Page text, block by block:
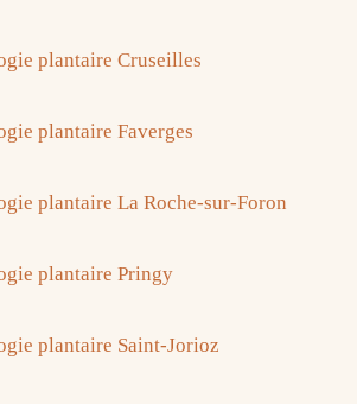
plantaire Cruseilles
plantaire Faverges
plantaire La Roche-sur-Foron
plantaire Pringy
plantaire Saint-Jorioz